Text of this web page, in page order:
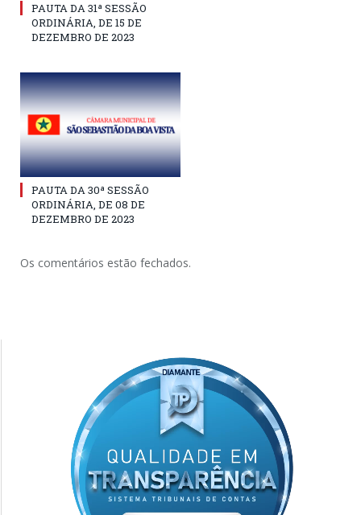
PAUTA DA 31ª SESSÃO
ORDINÁRIA, DE 15 DE
DEZEMBRO DE 2023
PAUTA DA 30ª SESSÃO
ORDINÁRIA, DE 08 DE
DEZEMBRO DE 2023
Os comentários estão fechados.